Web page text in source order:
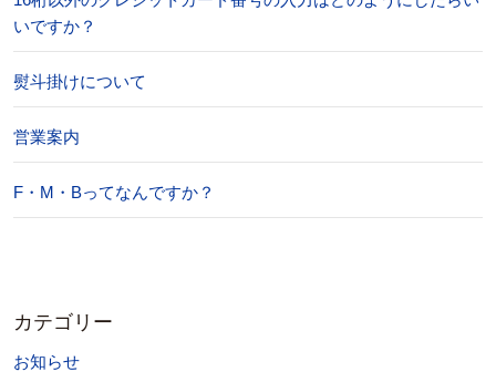
いですか？
熨斗掛けについて
営業案内
F・M・Bってなんですか？
カテゴリー
お知らせ